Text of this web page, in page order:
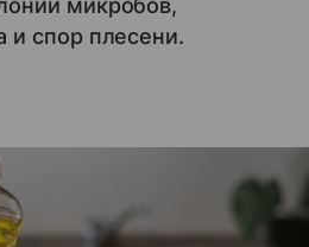
микробов,
и спор плесени.